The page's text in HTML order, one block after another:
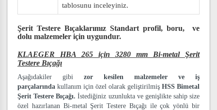
tablosunu inceleyiniz.
Şerit Testere Bıçaklarımız Standart profil, boru, ve
dolu malzemeler için uygundur.
KLAEGER HBA 265 için 3280 mm Bi-metal Şerit
Testere Bıçağı
Aşağıdakiler gibi zor kesilen malzemeler ve iş
parçalarında kullanım için özel olarak geliştirilmiş HSS Bimetal
Şerit Testere Bıçağı.İstediğiniz uzunlukta ve genişlikte sahip size
özel hazırlanan Bi-metal Şerit Testere Bıçağı ile çok yönlü bir